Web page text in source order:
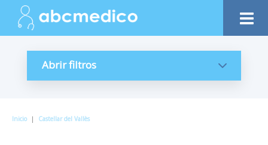
Abrir filtros
Inicio | Castellar del Vallès